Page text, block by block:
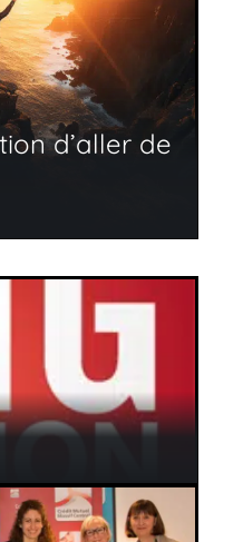
d’aller de